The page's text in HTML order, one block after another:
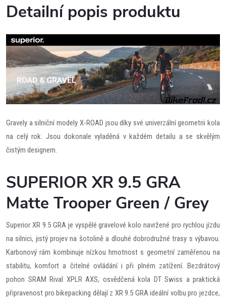
Detailní popis produktu
Gravely a silniční modely X-ROAD jsou díky své univerzální geometrii kola
na celý rok. Jsou dokonale vyladěná v každém detailu a se skvělým
čistým designem.
SUPERIOR XR 9.5 GRA
Matte Trooper Green / Grey
Superior XR 9.5 GRA je vyspělé gravelové kolo navržené pro rychlou jízdu
na silnici, jistý projev na šotolině a dlouhé dobrodružné trasy s výbavou.
Karbonový rám kombinuje nízkou hmotnost s geometrií zaměřenou na
stabilitu, komfort a čitelné ovládání i při plném zatížení. Bezdrátový
pohon SRAM Rival XPLR AXS, osvědčená kola DT Swiss a praktická
připravenost pro bikepacking dělají z XR 9.5 GRA ideální volbu pro jezdce,